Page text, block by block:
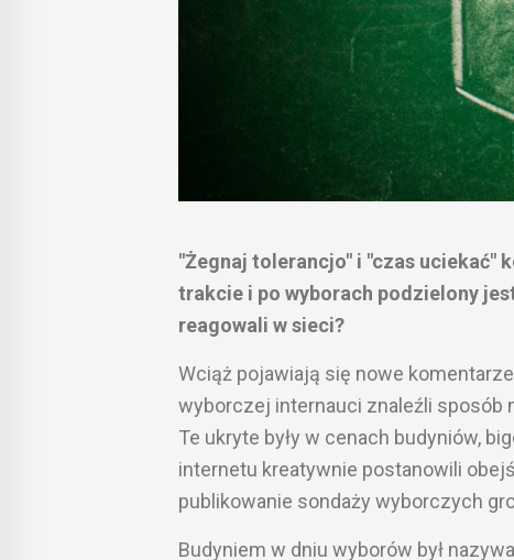
"Żegnaj tolerancjo" i "czas uciekać"
trakcie i po wyborach podzielony
reagowali w sieci?
Wciąż pojawiają się nowe
wyborczej internauci znaleźli sposób
Te ukryte były w cenach budyniów,
internetu kreatywnie postanowili
publikowanie sondaży wyborczych
Budyniem w dniu wyborów był